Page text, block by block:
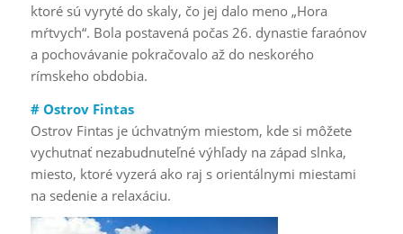
ktoré sú vyryté do skaly, čo jej dalo meno „Hora
mŕtvych“. Bola postavená počas 26. dynastie faraónov
a pochovávanie pokračovalo až do neskorého
rímskeho obdobia.
# Ostrov Fintas
Ostrov Fintas je úchvatným miestom, kde si môžete
vychutnať nezabudnuteľné výhľady na západ slnka,
miesto, ktoré vyzerá ako raj s orientálnymi miestami
na sedenie a relaxáciu.